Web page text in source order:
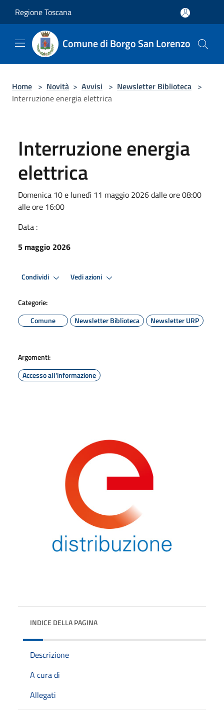
Regione Toscana
Comune di Borgo San Lorenzo
Home > Novità > Avvisi > Newsletter Biblioteca >
Interruzione energia elettrica
Interruzione energia
elettrica
Domenica 10 e lunedì 11 maggio 2026 dalle ore 08:00
alle ore 16:00
Data :
5 maggio 2026
Condividi Vedi azioni
Categorie:
Comune
Newsletter Biblioteca Newsletter URP
Argomenti:
Accesso all'informazione
INDICE DELLA PAGINA
Descrizione
A cura di
Allegati